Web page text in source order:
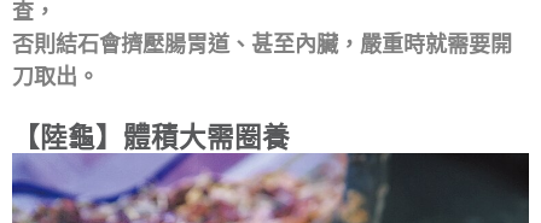
查，
否則結石會擠壓腸胃道、甚至內臟，嚴重時就需要開
刀取出。
【陸龜】體積大需圈養